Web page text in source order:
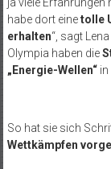
habe dort einetolle
erhalten“, sagt
Olympia haben die
„Energie-Wellen“in
So hat sie sich
Wettkämpfen